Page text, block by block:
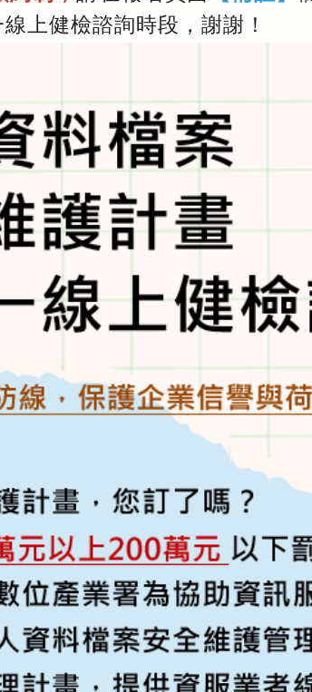
上健檢諮詢時段，謝謝！